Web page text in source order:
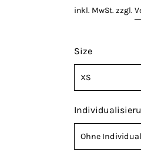
inkl. MwSt. zzgl.
Size